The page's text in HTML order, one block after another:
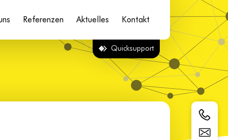
Referenzen Aktuelles Kontakt
Quicksupport